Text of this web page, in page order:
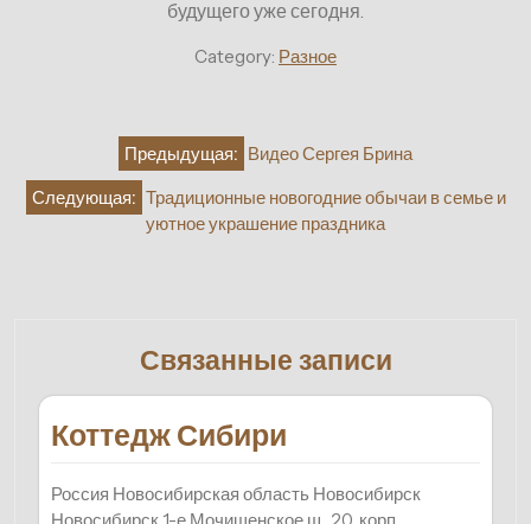
будущего уже сегодня.
Category: Разное
Навигация
по
записям
Предыдущая: Видео Сергея Брина
Следующая: Традиционные новогодние обычаи в семье и
уютное украшение праздника
Связанные записи
Коттедж Сибири
Россия Новосибирская область Новосибирск